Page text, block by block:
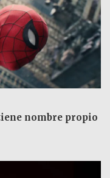
nombre propio